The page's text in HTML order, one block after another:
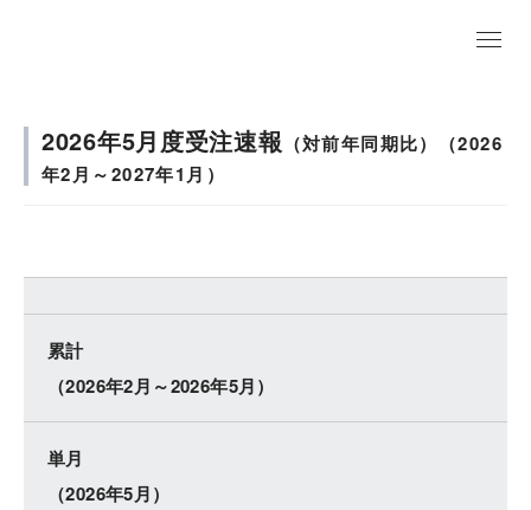
2026年5月度受注速報 （対前年同期比）（2026
年2月～2027年1月）
累計
（2026年2月～2026年5月）
単月
（2026年5月）